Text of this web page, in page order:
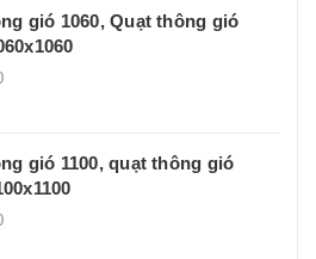
gió 1060, Quạt thông gió
gió 1100, quạt thông gió